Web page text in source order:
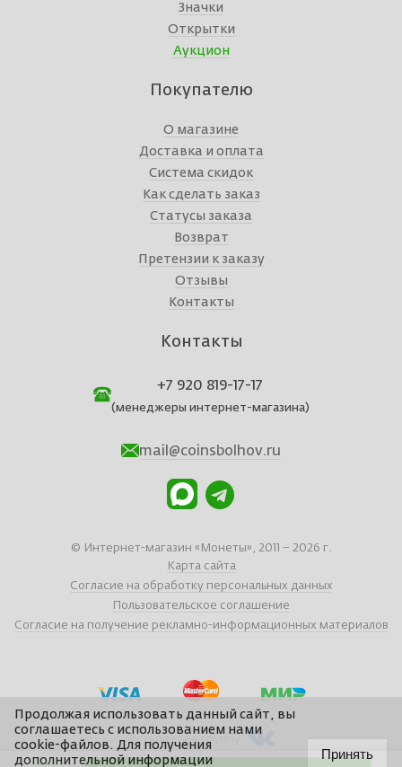
Значки
Открытки
Аукцион
Покупателю
О магазине
Доставка и оплата
Система скидок
Как сделать заказ
Статусы заказа
Возврат
Претензии к заказу
Отзывы
Контакты
Контакты
+7 920 819-17-17
(менеджеры интернет-магазина)
mail@coinsbolhov.ru
© Интернет-магазин «Монеты», 2011 – 2026 г.
Карта сайта
Согласие на обработку персональных данных
Пользовательское соглашение
Согласие на получение рекламно-информационных материалов
Вступайте в группу
Продолжая использовать данный сайт, вы
соглашаетесь с использованием нами
cookie-файлов. Для получения
дополнительной информации
Принять